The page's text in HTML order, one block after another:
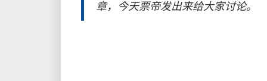
章，今天票帝发出来给大家讨论。